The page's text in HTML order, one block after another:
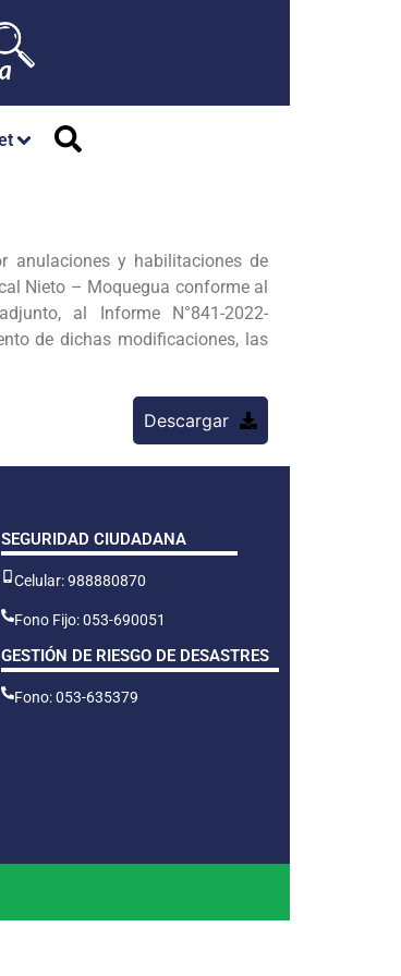
anulaciones y habilitaciones de
Nieto – Moquegua conforme al
al Informe N°841-2022-
de dichas modificaciones, las
Descargar
SEGURIDAD CIUDADANA
Celular: 988880870
Fono Fijo: 053-690051
GESTIÓN DE RIESGO DE DESASTRES
Fono: 053-635379